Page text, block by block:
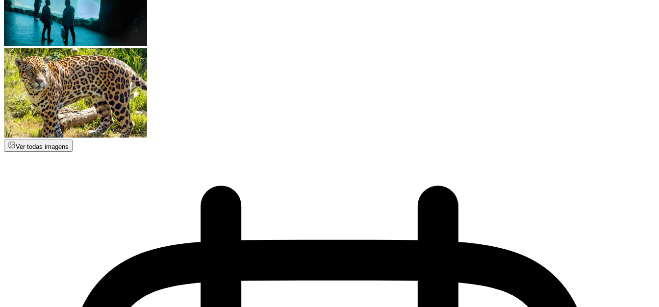
Ver todas imagens